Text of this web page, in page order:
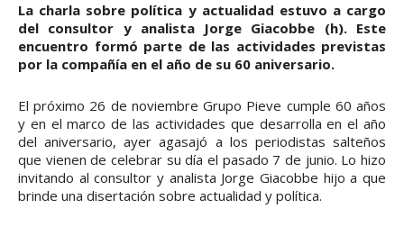
La charla sobre política y actualidad estuvo a cargo
del consultor y analista Jorge Giacobbe (h). Este
encuentro formó parte de las actividades previstas
por la compañía en el año de su 60 aniversario.
El próximo 26 de noviembre Grupo Pieve cumple 60 años
y en el marco de las actividades que desarrolla en el año
del aniversario, ayer agasajó a los periodistas salteños
que vienen de celebrar su día el pasado 7 de junio. Lo hizo
invitando al consultor y analista Jorge Giacobbe hijo a que
brinde una disertación sobre actualidad y política.